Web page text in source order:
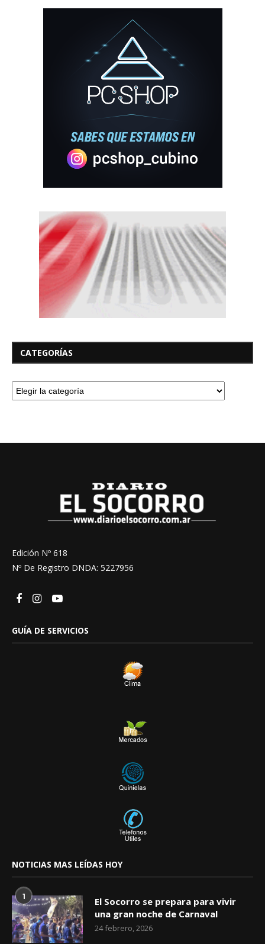
CATEGORÍAS
Edición Nº 618
Nº De Registro DNDA: 5227956
GUÍA DE SERVICIOS
NOTICIAS MAS LEÍDAS HOY
1
El Socorro se prepara para vivir
una gran noche de Carnaval
24 febrero, 2026